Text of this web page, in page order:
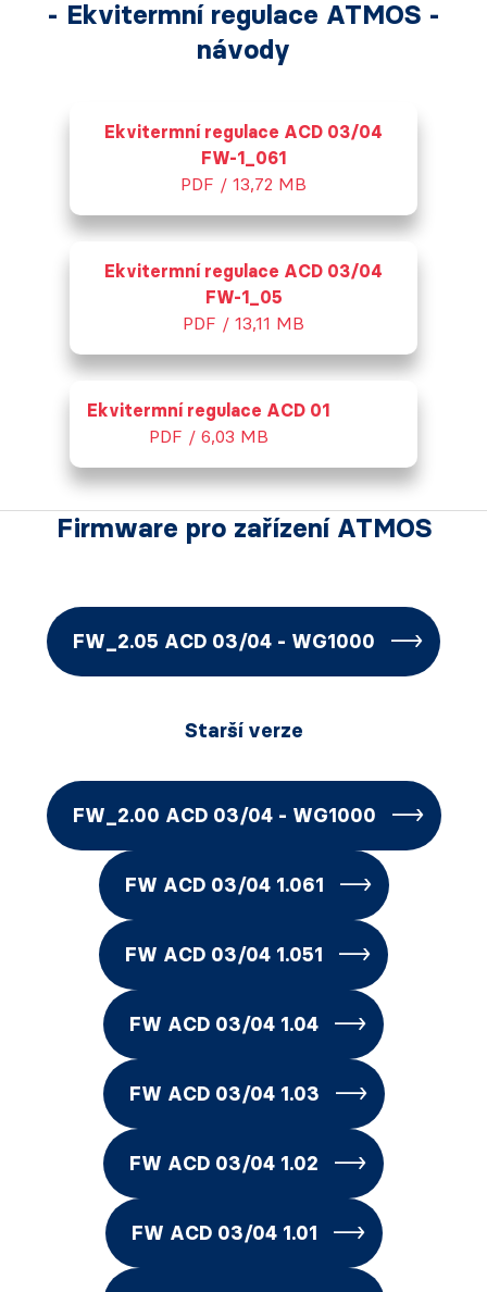
- Ekvitermní regulace ATMOS -
návody
Ekvitermní regulace ACD 03/04
FW-1_061
PDF / 13,72 MB
Ekvitermní regulace ACD 03/04
FW-1_05
PDF / 13,11 MB
Ekvitermní regulace ACD 01
PDF / 6,03 MB
Firmware pro zařízení ATMOS
FW_2.05 ACD 03/04 - WG1000
Starší verze
FW_2.00 ACD 03/04 - WG1000
FW ACD 03/04 1.061
FW ACD 03/04 1.051
FW ACD 03/04 1.04
FW ACD 03/04 1.03
FW ACD 03/04 1.02
FW ACD 03/04 1.01